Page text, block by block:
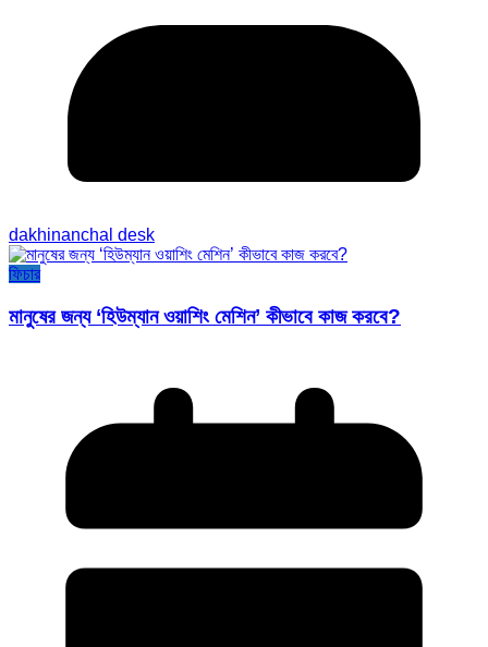
dakhinanchal desk
ফিচার
মানুষের জন্য ‘হিউম্যান ওয়াশিং মেশিন’ কীভাবে কাজ করবে?